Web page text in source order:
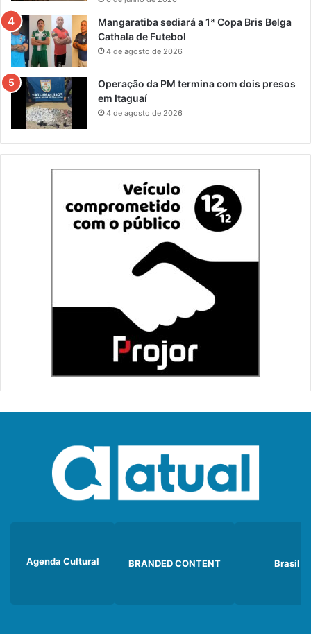
Mangaratiba sediará a 1ª Copa Bris Belga
Cathala de Futebol
4 de agosto de 2026
Operação da PM termina com dois presos
em Itaguaí
4 de agosto de 2026
Agenda Cultural BRANDED CONTENT Brasil